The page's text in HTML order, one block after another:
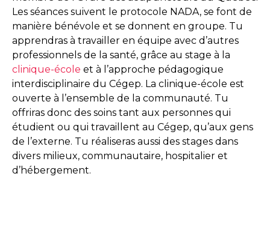
Les séances suivent le protocole NADA, se font de
manière bénévole et se donnent en groupe. Tu
apprendras à travailler en équipe avec d’autres
professionnels de la santé, grâce au stage à la
clinique-école et à l’approche pédagogique
interdisciplinaire du Cégep. La clinique-école est
ouverte à l’ensemble de la communauté. Tu
offriras donc des soins tant aux personnes qui
étudient ou qui travaillent au Cégep, qu’aux gens
de l’externe. Tu réaliseras aussi des stages dans
divers milieux, communautaire, hospitalier et
d’hébergement.